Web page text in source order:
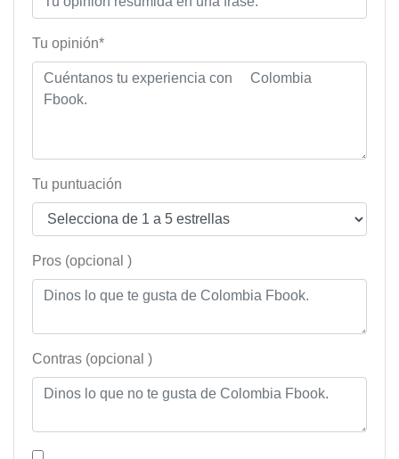
Tu opinión*
Tu puntuación
Pros (opcional )
Contras (opcional )